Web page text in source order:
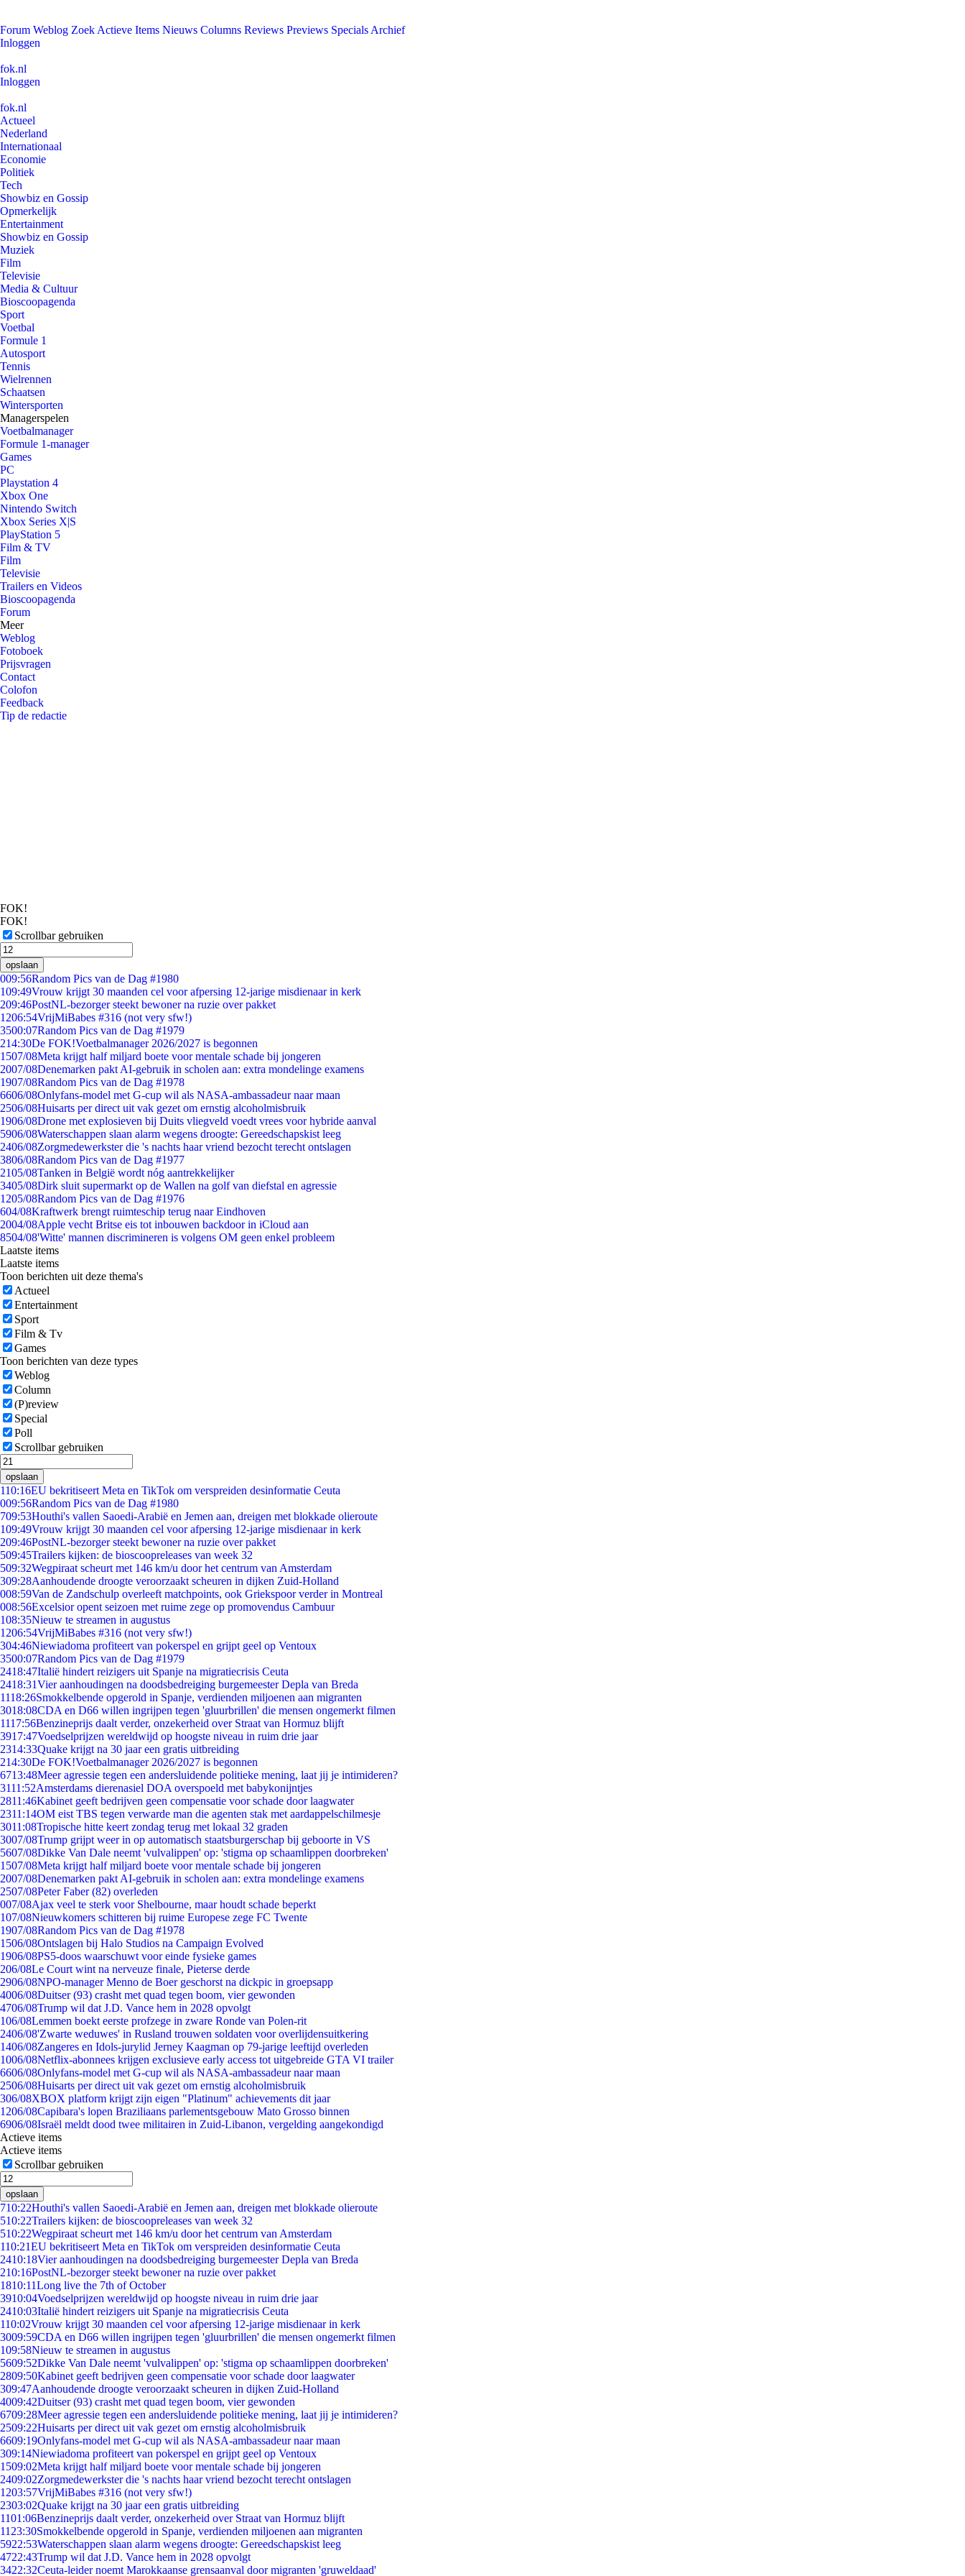
Forum Weblog Zoek Actieve Items Nieuws Columns Reviews Previews Specials Archief
Inloggen
fok.nl
Inloggen
fok.nl
Actueel
Nederland
Internationaal
Economie
Politiek
Tech
Showbiz en Gossip
Opmerkelijk
Entertainment
Showbiz en Gossip
Muziek
Film
Televisie
Media & Cultuur
Bioscoopagenda
Sport
Voetbal
Formule 1
Autosport
Tennis
Wielrennen
Schaatsen
Wintersporten
Managerspelen
Voetbalmanager
Formule 1-manager
Games
PC
Playstation 4
Xbox One
Nintendo Switch
Xbox Series X|S
PlayStation 5
Film & TV
Film
Televisie
Trailers en Videos
Bioscoopagenda
Forum
Meer
Weblog
Fotoboek
Prijsvragen
Contact
Colofon
Feedback
Tip de redactie
FOK!
FOK!
Scrollbar gebruiken
opslaan
009:56Random Pics van de Dag #1980
109:49Vrouw krijgt 30 maanden cel voor afpersing 12-jarige misdienaar in kerk
209:46PostNL-bezorger steekt bewoner na ruzie over pakket
1206:54VrijMiBabes #316 (not very sfw!)
3500:07Random Pics van de Dag #1979
214:30De FOK!Voetbalmanager 2026/2027 is begonnen
1507/08Meta krijgt half miljard boete voor mentale schade bij jongeren
2007/08Denemarken pakt AI-gebruik in scholen aan: extra mondelinge examens
1907/08Random Pics van de Dag #1978
6606/08Onlyfans-model met G-cup wil als NASA-ambassadeur naar maan
2506/08Huisarts per direct uit vak gezet om ernstig alcoholmisbruik
1906/08Drone met explosieven bij Duits vliegveld voedt vrees voor hybride aanval
5906/08Waterschappen slaan alarm wegens droogte: Gereedschapskist leeg
2406/08Zorgmedewerkster die 's nachts haar vriend bezocht terecht ontslagen
3806/08Random Pics van de Dag #1977
2105/08Tanken in België wordt nóg aantrekkelijker
3405/08Dirk sluit supermarkt op de Wallen na golf van diefstal en agressie
1205/08Random Pics van de Dag #1976
604/08Kraftwerk brengt ruimteschip terug naar Eindhoven
2004/08Apple vecht Britse eis tot inbouwen backdoor in iCloud aan
8504/08'Witte' mannen discrimineren is volgens OM geen enkel probleem
Laatste items
Laatste items
Toon berichten uit deze thema's
Actueel
Entertainment
Sport
Film & Tv
Games
Toon berichten van deze types
Weblog
Column
(P)review
Special
Poll
Scrollbar gebruiken
opslaan
110:16EU bekritiseert Meta en TikTok om verspreiden desinformatie Ceuta
009:56Random Pics van de Dag #1980
709:53Houthi's vallen Saoedi-Arabië en Jemen aan, dreigen met blokkade olieroute
109:49Vrouw krijgt 30 maanden cel voor afpersing 12-jarige misdienaar in kerk
209:46PostNL-bezorger steekt bewoner na ruzie over pakket
509:45Trailers kijken: de bioscoopreleases van week 32
509:32Wegpiraat scheurt met 146 km/u door het centrum van Amsterdam
309:28Aanhoudende droogte veroorzaakt scheuren in dijken Zuid-Holland
008:59Van de Zandschulp overleeft matchpoints, ook Griekspoor verder in Montreal
008:56Excelsior opent seizoen met ruime zege op promovendus Cambuur
108:35Nieuw te streamen in augustus
1206:54VrijMiBabes #316 (not very sfw!)
304:46Niewiadoma profiteert van pokerspel en grijpt geel op Ventoux
3500:07Random Pics van de Dag #1979
2418:47Italië hindert reizigers uit Spanje na migratiecrisis Ceuta
2418:31Vier aanhoudingen na doodsbedreiging burgemeester Depla van Breda
1118:26Smokkelbende opgerold in Spanje, verdienden miljoenen aan migranten
3018:08CDA en D66 willen ingrijpen tegen 'gluurbrillen' die mensen ongemerkt filmen
1117:56Benzineprijs daalt verder, onzekerheid over Straat van Hormuz blijft
3917:47Voedselprijzen wereldwijd op hoogste niveau in ruim drie jaar
2314:33Quake krijgt na 30 jaar een gratis uitbreiding
214:30De FOK!Voetbalmanager 2026/2027 is begonnen
6713:48Meer agressie tegen een andersluidende politieke mening, laat jij je intimideren?
3111:52Amsterdams dierenasiel DOA overspoeld met babykonijntjes
2811:46Kabinet geeft bedrijven geen compensatie voor schade door laagwater
2311:14OM eist TBS tegen verwarde man die agenten stak met aardappelschilmesje
3011:08Tropische hitte keert zondag terug met lokaal 32 graden
3007/08Trump grijpt weer in op automatisch staatsburgerschap bij geboorte in VS
5607/08Dikke Van Dale neemt 'vulvalippen' op: 'stigma op schaamlippen doorbreken'
1507/08Meta krijgt half miljard boete voor mentale schade bij jongeren
2007/08Denemarken pakt AI-gebruik in scholen aan: extra mondelinge examens
2507/08Peter Faber (82) overleden
007/08Ajax veel te sterk voor Shelbourne, maar houdt schade beperkt
107/08Nieuwkomers schitteren bij ruime Europese zege FC Twente
1907/08Random Pics van de Dag #1978
1506/08Ontslagen bij Halo Studios na Campaign Evolved
1906/08PS5-doos waarschuwt voor einde fysieke games
206/08Le Court wint na nerveuze finale, Pieterse derde
2906/08NPO-manager Menno de Boer geschorst na dickpic in groepsapp
4006/08Duitser (93) crasht met quad tegen boom, vier gewonden
4706/08Trump wil dat J.D. Vance hem in 2028 opvolgt
106/08Lemmen boekt eerste profzege in zware Ronde van Polen-rit
2406/08'Zwarte weduwes' in Rusland trouwen soldaten voor overlijdensuitkering
1406/08Zangeres en Idols-jurylid Jerney Kaagman op 79-jarige leeftijd overleden
1006/08Netflix-abonnees krijgen exclusieve early access tot uitgebreide GTA VI trailer
6606/08Onlyfans-model met G-cup wil als NASA-ambassadeur naar maan
2506/08Huisarts per direct uit vak gezet om ernstig alcoholmisbruik
306/08XBOX platform krijgt zijn eigen "Platinum" achievements dit jaar
1206/08Capibara's lopen Braziliaans parlementsgebouw Mato Grosso binnen
6906/08Israël meldt dood twee militairen in Zuid-Libanon, vergelding aangekondigd
Actieve items
Actieve items
Scrollbar gebruiken
opslaan
710:22Houthi's vallen Saoedi-Arabië en Jemen aan, dreigen met blokkade olieroute
510:22Trailers kijken: de bioscoopreleases van week 32
510:22Wegpiraat scheurt met 146 km/u door het centrum van Amsterdam
110:21EU bekritiseert Meta en TikTok om verspreiden desinformatie Ceuta
2410:18Vier aanhoudingen na doodsbedreiging burgemeester Depla van Breda
210:16PostNL-bezorger steekt bewoner na ruzie over pakket
1810:11Long live the 7th of October
3910:04Voedselprijzen wereldwijd op hoogste niveau in ruim drie jaar
2410:03Italië hindert reizigers uit Spanje na migratiecrisis Ceuta
110:02Vrouw krijgt 30 maanden cel voor afpersing 12-jarige misdienaar in kerk
3009:59CDA en D66 willen ingrijpen tegen 'gluurbrillen' die mensen ongemerkt filmen
109:58Nieuw te streamen in augustus
5609:52Dikke Van Dale neemt 'vulvalippen' op: 'stigma op schaamlippen doorbreken'
2809:50Kabinet geeft bedrijven geen compensatie voor schade door laagwater
309:47Aanhoudende droogte veroorzaakt scheuren in dijken Zuid-Holland
4009:42Duitser (93) crasht met quad tegen boom, vier gewonden
6709:28Meer agressie tegen een andersluidende politieke mening, laat jij je intimideren?
2509:22Huisarts per direct uit vak gezet om ernstig alcoholmisbruik
6609:19Onlyfans-model met G-cup wil als NASA-ambassadeur naar maan
309:14Niewiadoma profiteert van pokerspel en grijpt geel op Ventoux
1509:02Meta krijgt half miljard boete voor mentale schade bij jongeren
2409:02Zorgmedewerkster die 's nachts haar vriend bezocht terecht ontslagen
1203:57VrijMiBabes #316 (not very sfw!)
2303:02Quake krijgt na 30 jaar een gratis uitbreiding
1101:06Benzineprijs daalt verder, onzekerheid over Straat van Hormuz blijft
11 23:30Smokkelbende opgerold in Spanje, verdienden miljoenen aan migranten
5922:53Waterschappen slaan alarm wegens droogte: Gereedschapskist leeg
4722:43Trump wil dat J.D. Vance hem in 2028 opvolgt
3422:32Ceuta-leider noemt Marokkaanse grensaanval door migranten 'gruweldaad'